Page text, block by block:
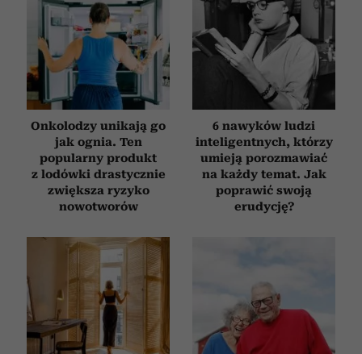
korzystasz z naszej witryny, udostępniamy partnerom
społecznościowym, reklamowym i analitycznym.
Partnerzy mogą połączyć te informacje z innymi danymi
otrzymanymi od Ciebie lub uzyskanymi podczas
korzystania z ich usług.
Onkolodzy unikają go
jak ognia. Ten
popularny produkt
z lodówki drastycznie
zwiększa ryzyko
nowotworów
6 nawyków ludzi
inteligentnych, którzy
umieją porozmawiać
na każdy temat. Jak
poprawić swoją
erudycję?